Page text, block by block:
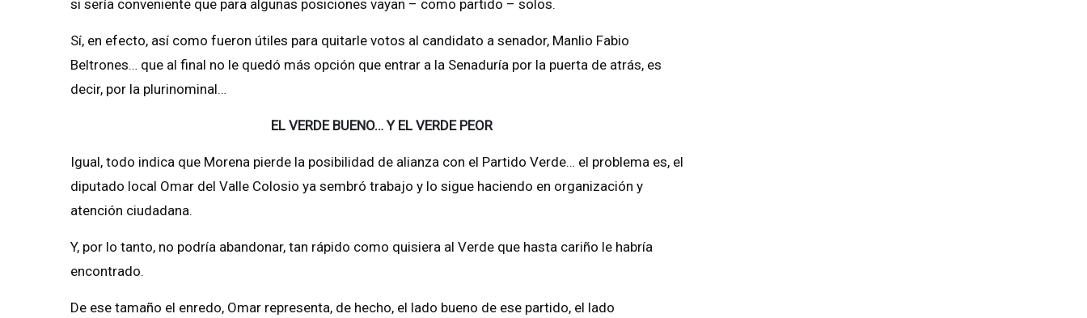
si sería conveniente que para algunas posiciones vayan – como partido – solos.
Sí, en efecto, así como fueron útiles para quitarle votos al candidato a senador, Manlio Fabio
Beltrones… que al final no le quedó más opción que entrar a la Senaduría por la puerta de atrás, es
decir, por la plurinominal…
EL VERDE BUENO… Y EL VERDE PEOR
Igual, todo indica que Morena pierde la posibilidad de alianza con el Partido Verde… el problema es, el
diputado local Omar del Valle Colosio ya sembró trabajo y lo sigue haciendo en organización y
atención ciudadana.
Y, por lo tanto, no podría abandonar, tan rápido como quisiera al Verde que hasta cariño le habría
encontrado.
De ese tamaño el enredo, Omar representa, de hecho, el lado bueno de ese partido, el lado